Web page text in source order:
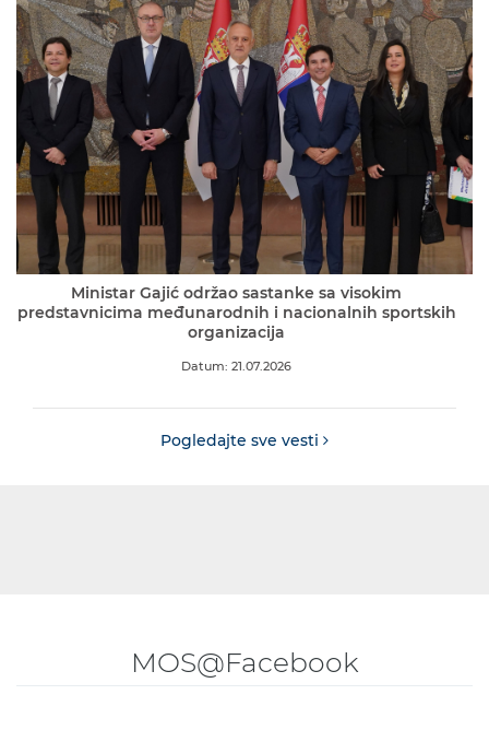
Ministar Gajić održao sastanke sa visokim
predstavnicima međunarodnih i nacionalnih sportskih
organizacija
Datum: 21.07.2026
Pogledajte sve vesti
MOS@Facebook